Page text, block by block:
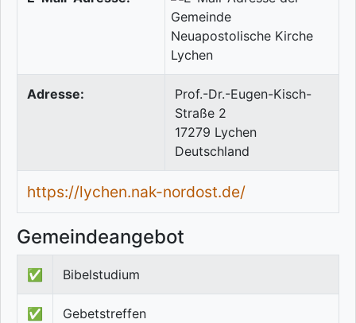
Adresse:
Prof.-Dr.-Eugen-Kisch-
Straße 2
17279 Lychen
Deutschland
https://lychen.nak-nordost.de/
Gemeindeangebot
✅ Bibelstudium
✅ Gebetstreffen